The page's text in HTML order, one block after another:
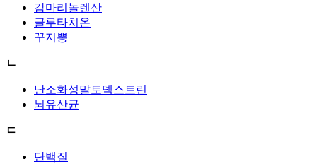
감마리놀렌산
글루타치온
꾸지뽕
ㄴ
난소화성말토덱스트린
뇌유산균
ㄷ
단백질